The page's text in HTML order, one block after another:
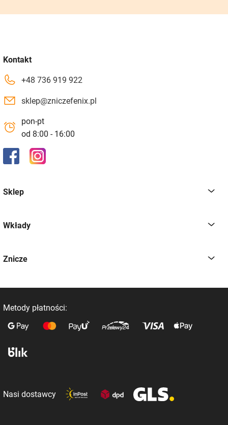
Kontakt
+48 736 919 922
sklep@zniczefenix.pl
pon-pt
od 8:00 - 16:00
Sklep
Wkłady
Znicze
Metody płatności:
Nasi dostawcy